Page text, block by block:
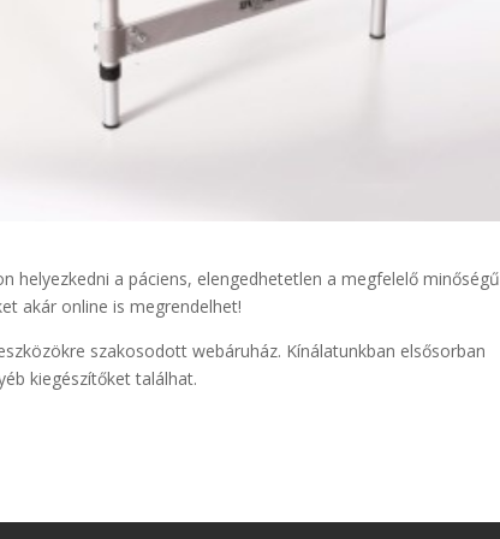
helyezkedni a páciens, elengedhetetlen a megfelelő
akár online is megrendelhet!
szakosodott webáruház. Kínálatunkban elsősorban
kiegészítőket találhat.